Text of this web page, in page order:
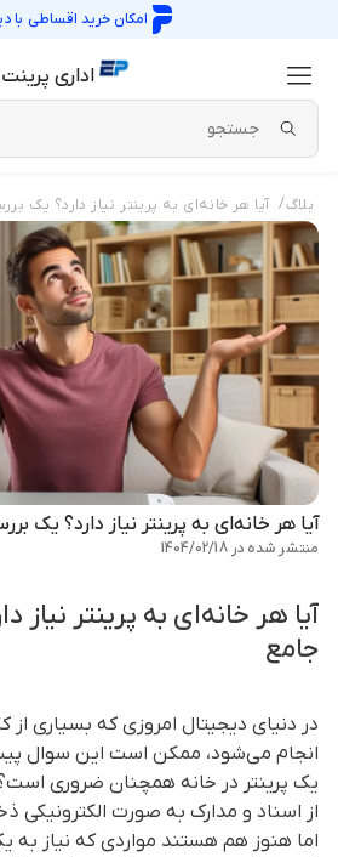
امکان خرید اقساطی با
اداری پرینت
بلاگ/ آیا هر خانه‌ای به پرینتر نیاز دارد؟ یک
آیا هر خانه‌ای به پرینتر نیاز دارد؟ یک
منتشر شده در1404/02/18
آیا هر خانه‌ای به پرینتر نیاز
جامع
در دنیای دیجیتال امروزی که بسیاری از
انجام می‌شود، ممکن است این سوال
یک پرینتر در خانه همچنان ضروری
از اسناد و مدارک به صورت الکترونیکی
اما هنوز هم هستند مواردی که نیاز به